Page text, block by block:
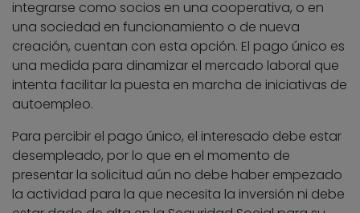
integrarse como socios en una cooperativa, o en
una sociedad en funcionamiento o de nueva
creación, cuentan con esta opción. El pago único es
una medida para dinamizar el mercado laboral que
intenta facilitar la puesta en marcha de iniciativas de
autoempleo.
Para percibir el pago único, el interesado debe estar
desempleado, por lo que en el momento de
presentar la solicitud aún no debe haber empezado
la actividad para la que necesita la inversión ni debe